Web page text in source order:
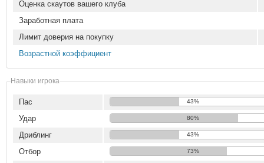
Оценка скаутов вашего клуба
Заработная плата
Лимит доверия на покупку
Возрастной коэффициент
Навыки игрока
Пас 43%
Удар 80%
Дриблинг 43%
Отбор 73%